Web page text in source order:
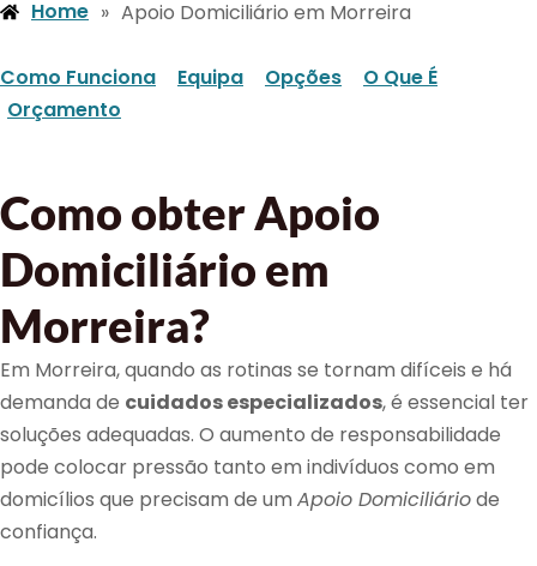
Home » Apoio Domiciliário em Morreira
Como Funciona Equipa Opções
O Que É
Orçamento
Como obter Apoio
Domiciliário em
Morreira?
Em Morreira, quando as rotinas se tornam difíceis e há
demanda de cuidados especializados, é essencial ter
soluções adequadas. O aumento de responsabilidade
pode colocar pressão tanto em indivíduos como em
domicílios que precisam de um Apoio Domiciliáriode
confiança.